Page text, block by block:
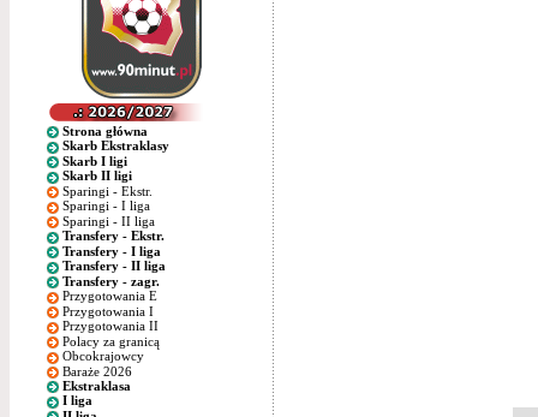
Strona główna
Skarb Ekstraklasy
Skarb I ligi
Skarb II ligi
Sparingi - Ekstr.
Sparingi - I liga
Sparingi - II liga
Transfery - Ekstr.
Transfery - I liga
Transfery - II liga
Transfery - zagr.
Przygotowania E
Przygotowania I
Przygotowania II
Polacy za granicą
Obcokrajowcy
Baraże 2026
Ekstraklasa
I liga